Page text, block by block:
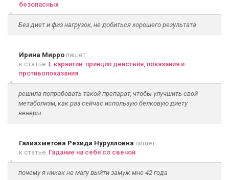
безопасных
Без диет и физ нагрузок, не добиться хорошего результата
Ирина Мирро пишет
к статье: L карнитин: принцип действия, показания и
противопоказания
решила попробовать такой препарат, чтобы улучшить свой
метаболизм, как раз сейчас использую белковую диету
венеры...
Галиахметова Резида Нурулловна пишет
к статье: Гадание на себя со свечой
почему я никак не магу выйти замуж мне 42 года